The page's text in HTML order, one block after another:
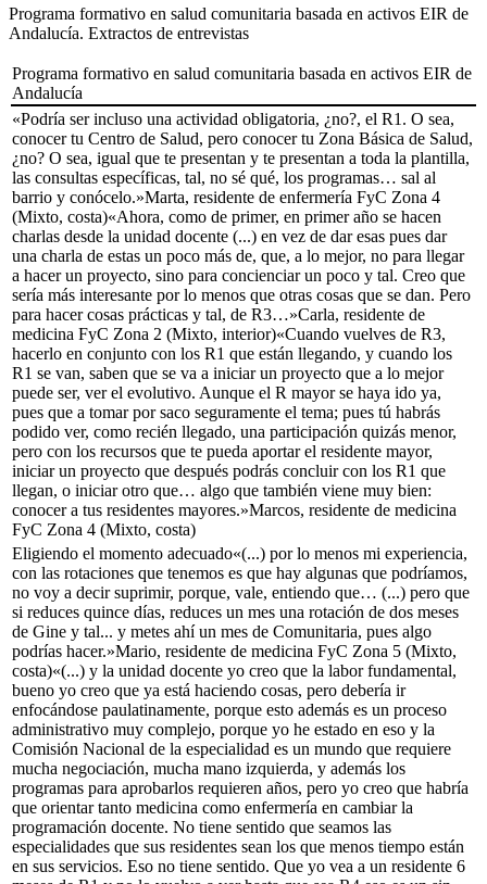
Programa formativo en salud comunitaria basada en activos EIR de
Andalucía. Extractos de entrevistas
Programa formativo en salud comunitaria basada en activos EIR de
Andalucía
«Podría ser incluso una actividad obligatoria, ¿no?, el R1. O sea,
conocer tu Centro de Salud, pero conocer tu Zona Básica de Salud,
¿no? O sea, igual que te presentan y te presentan a toda la plantilla,
las consultas específicas, tal, no sé qué, los programas… sal al
barrio y conócelo.»Marta, residente de enfermería FyC Zona 4
(Mixto, costa)«Ahora, como de primer, en primer año se hacen
charlas desde la unidad docente (...) en vez de dar esas pues dar
una charla de estas un poco más de, que, a lo mejor, no para llegar
a hacer un proyecto, sino para concienciar un poco y tal. Creo que
sería más interesante por lo menos que otras cosas que se dan. Pero
para hacer cosas prácticas y tal, de R3…»Carla, residente de
medicina FyC Zona 2 (Mixto, interior)«Cuando vuelves de R3,
hacerlo en conjunto con los R1 que están llegando, y cuando los
R1 se van, saben que se va a iniciar un proyecto que a lo mejor
puede ser, ver el evolutivo. Aunque el R mayor se haya ido ya,
pues que a tomar por saco seguramente el tema; pues tú habrás
podido ver, como recién llegado, una participación quizás menor,
pero con los recursos que te pueda aportar el residente mayor,
iniciar un proyecto que después podrás concluir con los R1 que
llegan, o iniciar otro que… algo que también viene muy bien:
conocer a tus residentes mayores.»Marcos, residente de medicina
FyC Zona 4 (Mixto, costa)
Eligiendo el momento adecuado«(...) por lo menos mi experiencia,
con las rotaciones que tenemos es que hay algunas que podríamos,
no voy a decir suprimir, porque, vale, entiendo que… (...) pero que
si reduces quince días, reduces un mes una rotación de dos meses
de Gine y tal... y metes ahí un mes de Comunitaria, pues algo
podrías hacer.»Mario, residente de medicina FyC Zona 5 (Mixto,
costa)«(...) y la unidad docente yo creo que la labor fundamental,
bueno yo creo que ya está haciendo cosas, pero debería ir
enfocándose paulatinamente, porque esto además es un proceso
administrativo muy complejo, porque yo he estado en eso y la
Comisión Nacional de la especialidad es un mundo que requiere
mucha negociación, mucha mano izquierda, y además los
programas para aprobarlos requieren años, pero yo creo que habría
que orientar tanto medicina como enfermería en cambiar la
programación docente. No tiene sentido que seamos las
especialidades que sus residentes sean los que menos tiempo están
en sus servicios. Eso no tiene sentido. Que yo vea a un residente 6